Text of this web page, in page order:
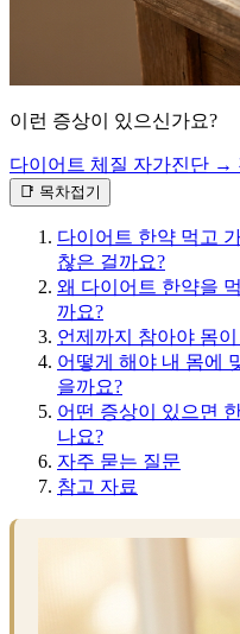
이런 증상이 있으신가요?
다이어트 체질 자가진단 →
📑 목차접기
다이어트 한약 먹고
찮은 걸까요?
왜 다이어트 한약을
까요?
언제까지 참아야 몸
어떻게 해야 내 몸에
을까요?
어떤 증상이 있으면
나요?
자주 묻는 질문
참고 자료